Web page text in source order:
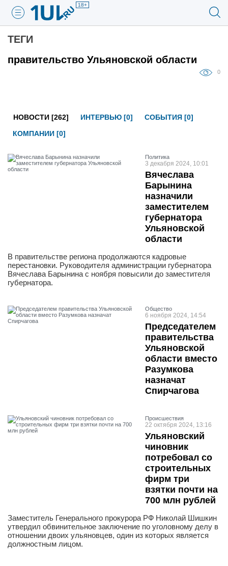
18+
ТЕГИ
правительство Ульяновской области
0
НОВОСТИ [262] ИНТЕРВЬЮ [0]
СОБЫТИЯ [0]
КОМПАНИИ [0]
Политика
3 декабря 2024, 10:01
Вячеслава
Барынина
назначили
заместителем
губернатора
Ульяновской
области
В правительстве региона продолжаются кадровые
перестановки. Руководителя администрации губернатора
Вячеслава Барынина с ноября повысили до заместителя
губернатора.
Общество
6 ноября 2024, 14:54
Председателем
правительства
Ульяновской
области вместо
Разумкова
назначат
Спирчагова
Проиcшествия
22 октября 2024, 13:16
Ульяновский
чиновник
потребовал со
строительных
фирм три
взятки почти на
700 млн рублей
Заместитель Генерального прокурора РФ Николай Шишкин
утвердил обвинительное заключение по уголовному делу в
отношении двоих ульяновцев, один из которых является
должностным лицом.